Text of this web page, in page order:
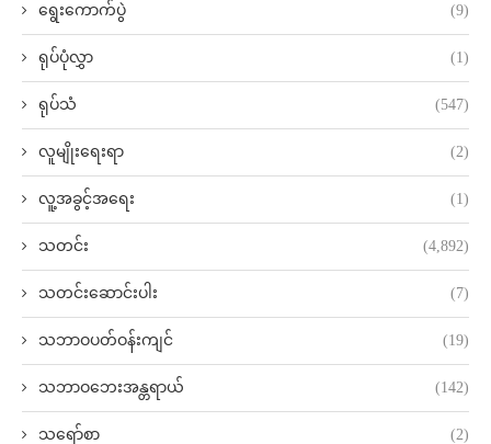
ရွေးကောက်ပွဲ (9)
ရုပ်ပုံလွှာ (1)
ရုပ်သံ (547)
လူမျိုးရေးရာ (2)
လူ့အခွင့်အရေး (1)
သတင်း (4,892)
သတင်းဆောင်းပါး (7)
သဘာဝပတ်ဝန်းကျင် (19)
သဘာဝဘေးအန္တရာယ် (142)
သရော်စာ (2)